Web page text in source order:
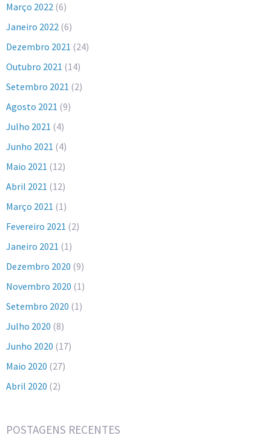
Março 2022 (6)
Janeiro 2022 (6)
Dezembro 2021 (24)
Outubro 2021 (14)
Setembro 2021 (2)
Agosto 2021 (9)
Julho 2021 (4)
Junho 2021 (4)
Maio 2021 (12)
Abril 2021 (12)
Março 2021 (1)
Fevereiro 2021 (2)
Janeiro 2021 (1)
Dezembro 2020 (9)
Novembro 2020 (1)
Setembro 2020 (1)
Julho 2020 (8)
Junho 2020 (17)
Maio 2020 (27)
Abril 2020 (2)
POSTAGENS RECENTES